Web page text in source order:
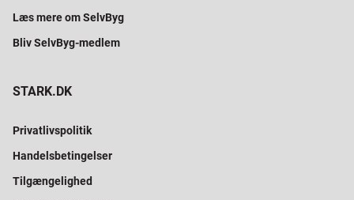
Læs mere om SelvByg
Bliv SelvByg-medlem
STARK.DK
Privatlivspolitik
Handelsbetingelser
Tilgængelighed